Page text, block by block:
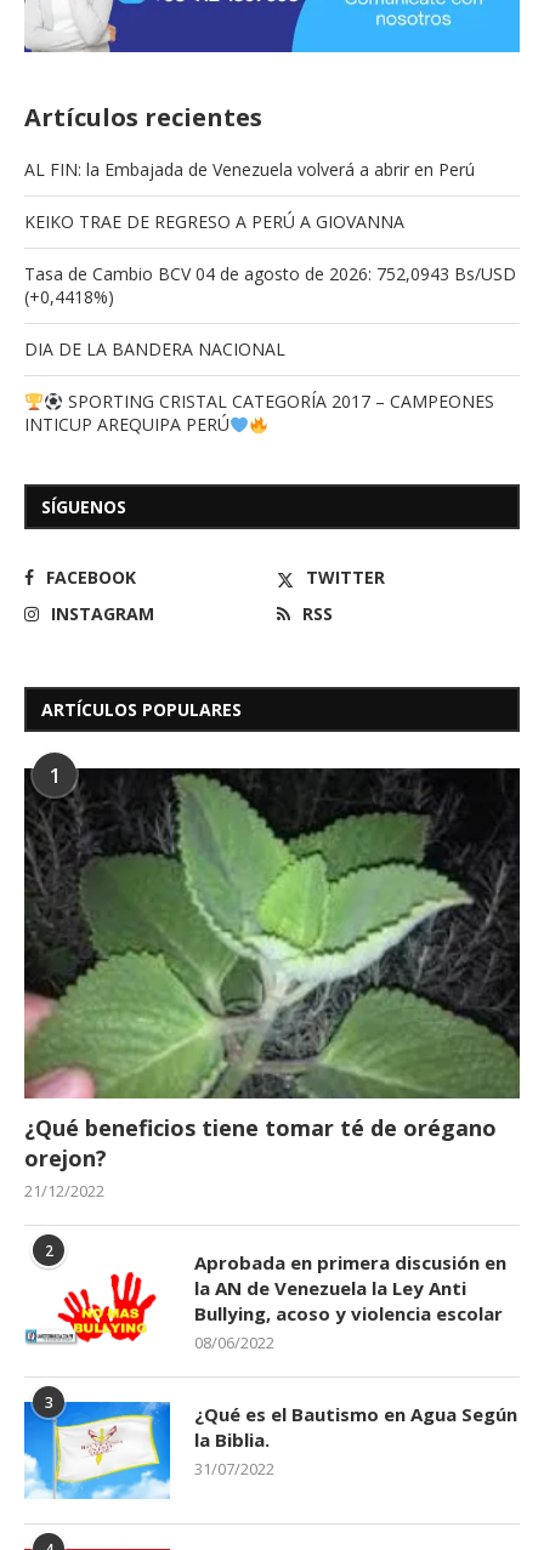
Artículos recientes
AL FIN: la Embajada de Venezuela volverá a abrir en Perú
KEIKO TRAE DE REGRESO A PERÚ A GIOVANNA
Tasa de Cambio BCV 04 de agosto de 2026: 752,0943 Bs/USD
(+0,4418%)
DIA DE LA BANDERA NACIONAL
SPORTING CRISTAL CATEGORÍA 2017 – CAMPEONES
INTICUP AREQUIPA PERÚ
SÍGUENOS
FACEBOOK
TWITTER
INSTAGRAM
RSS
ARTÍCULOS POPULARES
1
¿Qué beneficios tiene tomar té de orégano
orejon?
21/12/2022
2
Aprobada en primera discusión en
la AN de Venezuela la Ley Anti
Bullying, acoso y violencia escolar
08/06/2022
3
¿Qué es el Bautismo en Agua Según
la Biblia.
31/07/2022